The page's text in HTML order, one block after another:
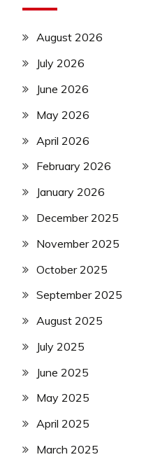
August 2026
July 2026
June 2026
May 2026
April 2026
February 2026
January 2026
December 2025
November 2025
October 2025
September 2025
August 2025
July 2025
June 2025
May 2025
April 2025
March 2025